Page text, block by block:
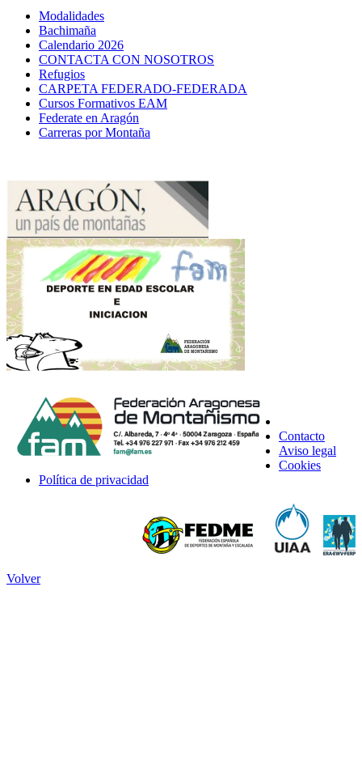
Modalidades
Bachimaña
Calendario 2026
CONTACTA CON NOSOTROS
Refugios
CARPETA FEDERADO-FEDERADA
Cursos Formativos EAM
Federate en Aragón
Carreras por Montaña
Contacto
Aviso legal
Cookies
Política de privacidad
Volver